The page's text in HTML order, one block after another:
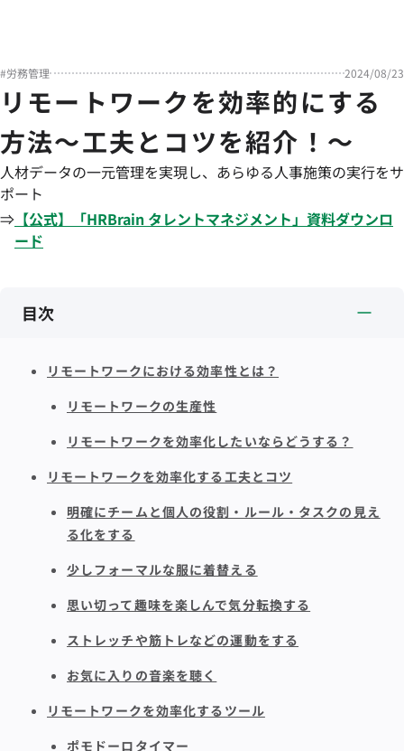
#労務管理 2024/08/23
リモートワークを効率的にする
方法～工夫とコツを紹介！～
人材データの一元管理を実現し、あらゆる人事施策の実行をサ
ポート
⇒ 【公式】「HRBrain タレントマネジメント」資料ダウンロ
ード
目次
リモートワークにおける効率性とは？
リモートワークの生産性
リモートワークを効率化したいならどうする？
リモートワークを効率化する工夫とコツ
明確にチームと個人の役割・ルール・タスクの見え
る化をする
少しフォーマルな服に着替える
思い切って趣味を楽しんで気分転換する
ストレッチや筋トレなどの運動をする
お気に入りの音楽を聴く
リモートワークを効率化するツール
ポモドーロタイマー